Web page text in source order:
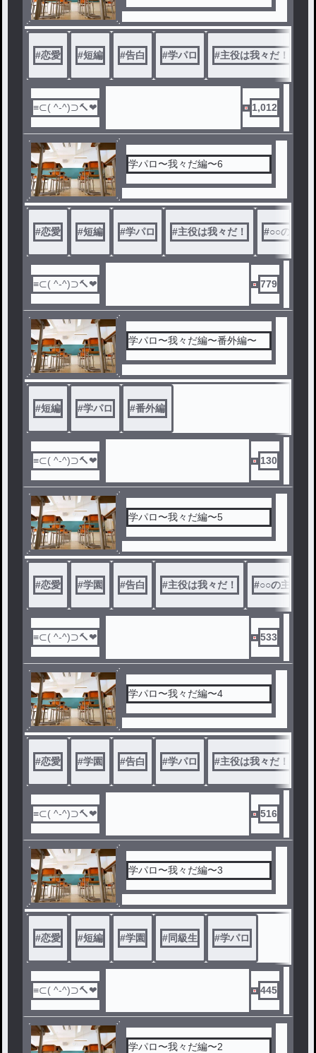
#恋愛 #短編 #告白 #学パロ #主役は我々だ！
1,012
学パロ〜我々だ編〜6
#恋愛 #短編 #学パロ #主役は我々だ！ #○○の主役
779
学パロ〜我々だ編〜番外編〜
#短編 #学パロ #番外編
130
学パロ〜我々だ編〜5
#恋愛 #学園 #告白 #主役は我々だ！ #○○の主役は
533
学パロ〜我々だ編〜4
#恋愛 #学園 #告白 #学パロ #主役は我々だ！
516
学パロ〜我々だ編〜3
#恋愛 #短編 #学園 #同級生 #学パロ
445
学パロ〜我々だ編〜2